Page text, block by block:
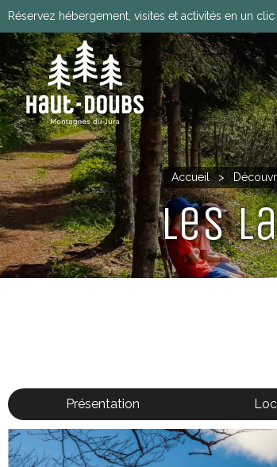
Réservez hébergement, visites et activités en un
Accueil >
Les
Présentation